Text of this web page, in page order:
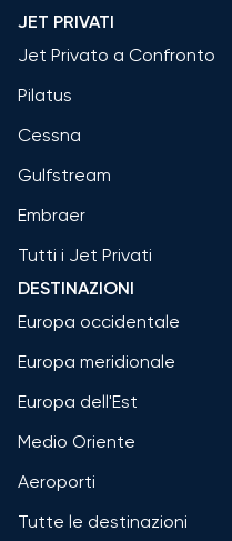
JET PRIVATI
Jet Privato a Confronto
Pilatus
Cessna
Gulfstream
Embraer
Tutti i Jet Privati
DESTINAZIONI
Europa occidentale
Europa meridionale
Europa dell'Est
Medio Oriente
Aeroporti
Tutte le destinazioni